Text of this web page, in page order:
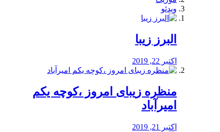
ویدئو
البرز زیبا
اکتبر 22, 2019
منظره‌‌ زیبای امروز ،کوچه یکم
امیرآباد
اکتبر 21, 2019